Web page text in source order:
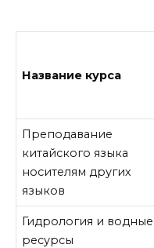
Название курса
Преподавание
китайского языка
носителям других
языков
Гидрология и водные
ресурсы